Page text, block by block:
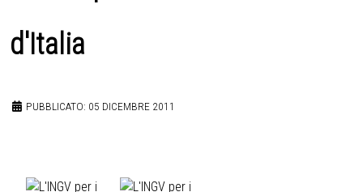
d'Italia
PUBBLICATO: 05 DICEMBRE 2011